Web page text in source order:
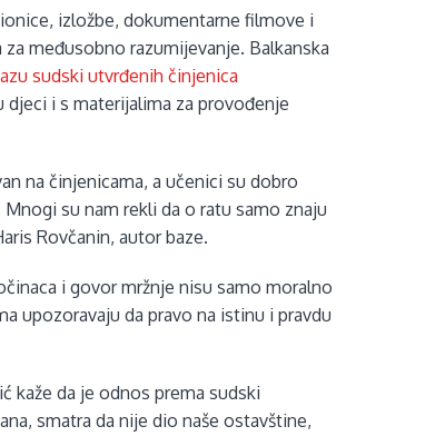
izložbe, dokumentarne filmove i
međusobno razumijevanje. Balkanska
sudski utvrđenih činjenica
i s materijalima za provođenje
na činjenicama, a učenici su dobro
su nam rekli da o ratu samo znaju
Rovčanin, autor baze.
i govor mržnje nisu samo moralno
upozoravaju da pravo na istinu i pravdu
kaže da je odnos prema sudski
smatra da nije dio naše ostavštine,